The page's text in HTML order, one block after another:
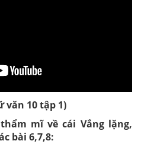
văn 10 tập 1)
mĩ về cái Vắng lặng,
bài 6,7,8: